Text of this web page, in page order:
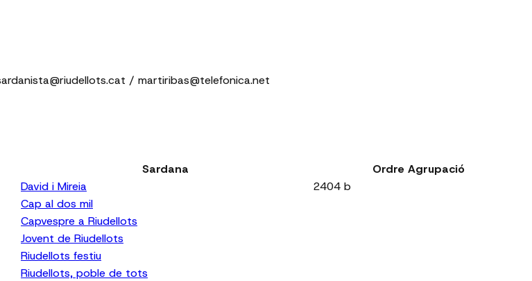
/ martiribas@telefonica.net
Sardana
Ordre Agrupació
David i Mireia
2404 b
Cap al dos mil
Capvespre a Riudellots
Jovent de Riudellots
Riudellots festiu
Riudellots, poble de tots